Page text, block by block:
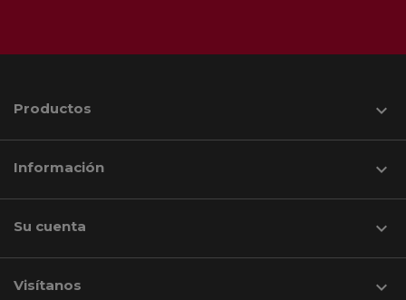
Productos 
Información 
Su cuenta 
Visítanos keyboard_arrow_down